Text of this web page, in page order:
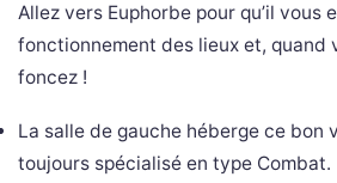
Allez vers Euphorbe pour qu’il vous
fonctionnement des lieux et, quand
foncez !
La salle de gauche héberge ce bon
toujours spécialisé en type Combat.